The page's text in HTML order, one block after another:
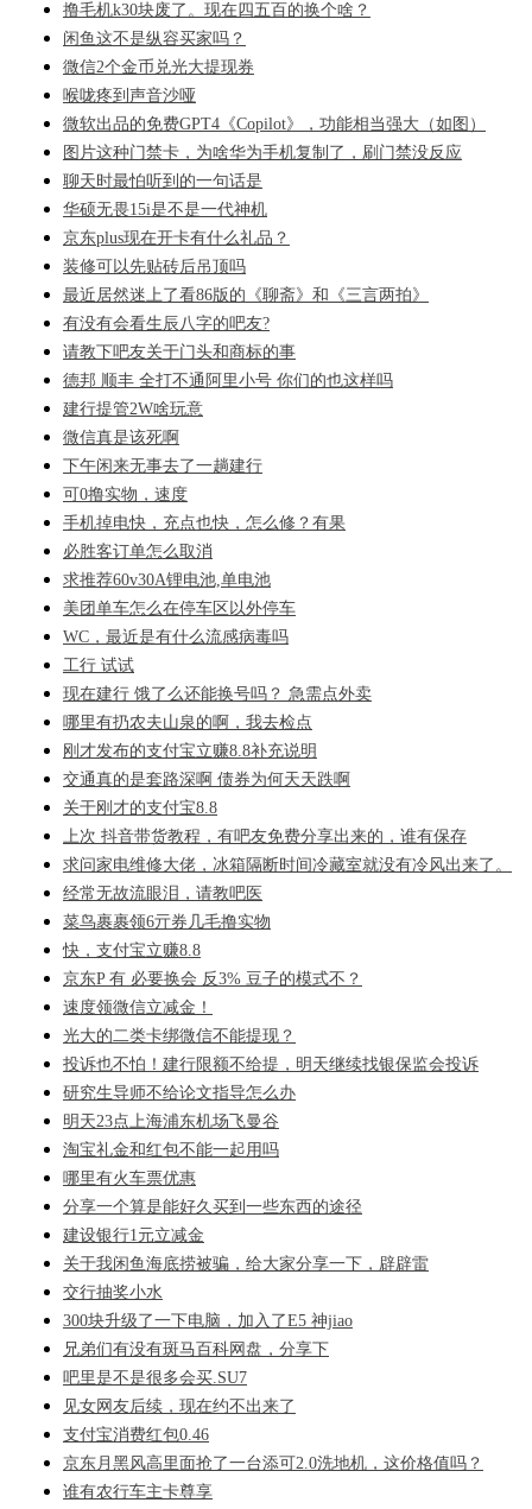
撸毛机k30块废了。现在四五百的换个啥？
闲鱼这不是纵容买家吗？
微信2个金币兑光大提现券
喉咙疼到声音沙哑
微软出品的免费GPT4《Copilot》，功能相当强大（如图）
图片这种门禁卡，为啥华为手机复制了，刷门禁没反应
聊天时最怕听到的一句话是
华硕无畏15i是不是一代神机
京东plus现在开卡有什么礼品？
装修可以先贴砖后吊顶吗
最近居然迷上了看86版的《聊斋》和《三言两拍》
有没有会看生辰八字的吧友?
请教下吧友关于门头和商标的事
德邦 顺丰 全打不通阿里小号 你们的也这样吗
建行提管2W啥玩意
微信真是该死啊
下午闲来无事去了一趟建行
可0撸实物，速度
手机掉电快，充点也快，怎么修？有果
必胜客订单怎么取消
求推荐60v30A锂电池,单电池
美团单车怎么在停车区以外停车
WC，最近是有什么流感病毒吗
工行 试试
现在建行 饿了么还能换号吗？ 急需点外卖
哪里有扔农夫山泉的啊，我去检点
刚才发布的支付宝立赚8.8补充说明
交通真的是套路深啊 债券为何天天跌啊
关于刚才的支付宝8.8
上次 抖音带货教程，有吧友免费分享出来的，谁有保存
求问家电维修大佬，冰箱隔断时间冷藏室就没有冷风出来了。
经常无故流眼泪，请教吧医
菜鸟裹裹领6亓券几毛撸实物
快，支付宝立赚8.8
京东P 有 必要换会 反3% 豆子的模式不？
速度领微信立减金！
光大的二类卡绑微信不能提现？
投诉也不怕！建行限额不给提，明天继续找银保监会投诉
研究生导师不给论文指导怎么办
明天23点上海浦东机场飞曼谷
淘宝礼金和红包不能一起用吗
哪里有火车票优惠
分享一个算是能好久买到一些东西的途径
建设银行1元立减金
关于我闲鱼海底捞被骗，给大家分享一下，辟辟雷
交行抽奖小水
300块升级了一下电脑，加入了E5 神jiao
兄弟们有没有斑马百科网盘，分享下
吧里是不是很多会买.SU7
见女网友后续，现在约不出来了
支付宝消费红包0.46
京东月黑风高里面抢了一台添可2.0洗地机，这价格值吗？
谁有农行车主卡尊享